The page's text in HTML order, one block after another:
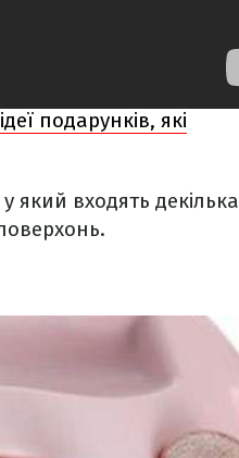
подарунків, які
входять декілька